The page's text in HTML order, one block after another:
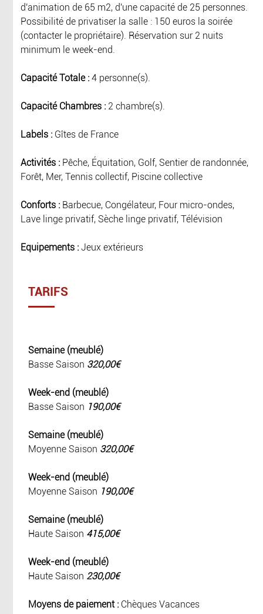
d'animation de 65 m2, d'une capacité de 25 personnes.
Possibilité de privatiser la salle : 150 euros la soirée
(contacter le propriétaire). Réservation sur 2 nuits
minimum le week-end.
Capacité Totale :4 personne(s).
Capacité Chambres : 2 chambre(s).
Labels : Gîtes de France
Activités : Pêche, Équitation, Golf, Sentier de randonnée,
Forêt, Mer, Tennis collectif, Piscine collective
Conforts : Barbecue, Congélateur, Four micro-ondes,
Lave linge privatif, Sèche linge privatif, Télévision
Equipements :Jeux extérieurs
TARIFS
Semaine (meublé)
Basse Saison 320,00€
Week-end (meublé)
Basse Saison 190,00€
Semaine (meublé)
Moyenne Saison 320,00€
Week-end (meublé)
Moyenne Saison 190,00€
Semaine (meublé)
Haute Saison 415,00€
Week-end (meublé)
Haute Saison 230,00€
Moyens de paiement : Chèques Vacances